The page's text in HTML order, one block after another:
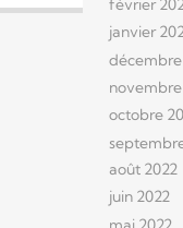
février
janvier
décembre
octobre
août 2022
juin 2022